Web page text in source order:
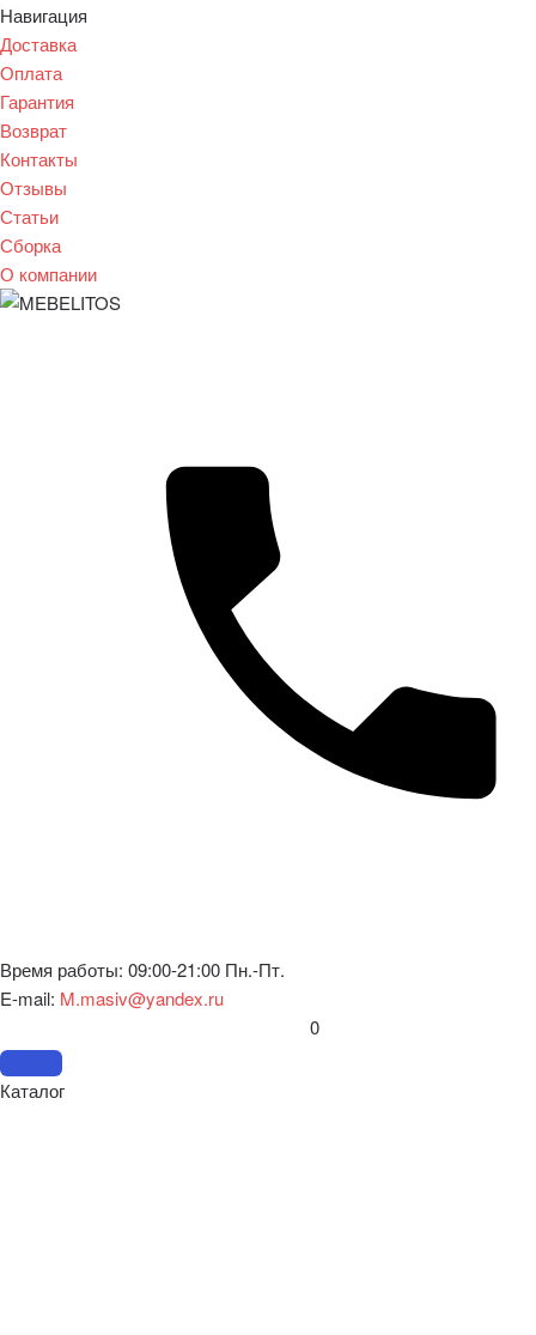
Навигация
Доставка
Оплата
Гарантия
Возврат
Контакты
Отзывы
Статьи
Сборка
О компании
Время работы: 09:00-21:00 Пн.-Пт.
E-mail: M.masiv@yandex.ru
0
Каталог